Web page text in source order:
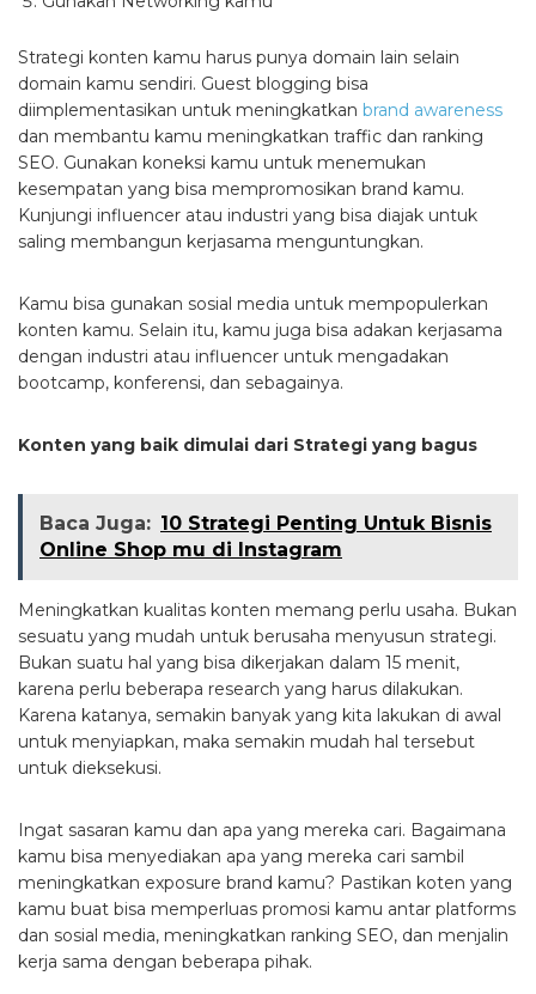
Strategi konten kamu harus punya domain lain selain
domain kamu sendiri. Guest blogging bisa
diimplementasikan untuk meningkatkan brand awareness
dan membantu kamu meningkatkan traffic dan ranking
SEO. Gunakan koneksi kamu untuk menemukan
kesempatan yang bisa mempromosikan brand kamu.
Kunjungi influencer atau industri yang bisa diajak untuk
saling membangun kerjasama menguntungkan.
Kamu bisa gunakan sosial media untuk mempopulerkan
konten kamu. Selain itu, kamu juga bisa adakan kerjasama
dengan industri atau influencer untuk mengadakan
bootcamp, konferensi, dan sebagainya.
Konten yang baik dimulai dari Strategi yang bagus
Baca Juga: 10 Strategi Penting Untuk Bisnis
Online Shop mu di Instagram
Meningkatkan kualitas konten memang perlu usaha. Bukan
sesuatu yang mudah untuk berusaha menyusun strategi.
Bukan suatu hal yang bisa dikerjakan dalam 15 menit,
karena perlu beberapa research yang harus dilakukan.
Karena katanya, semakin banyak yang kita lakukan di awal
untuk menyiapkan, maka semakin mudah hal tersebut
untuk dieksekusi.
Ingat sasaran kamu dan apa yang mereka cari. Bagaimana
kamu bisa menyediakan apa yang mereka cari sambil
meningkatkan exposure brand kamu? Pastikan koten yang
kamu buat bisa memperluas promosi kamu antar platforms
dan sosial media, meningkatkan ranking SEO, dan menjalin
kerja sama dengan beberapa pihak.